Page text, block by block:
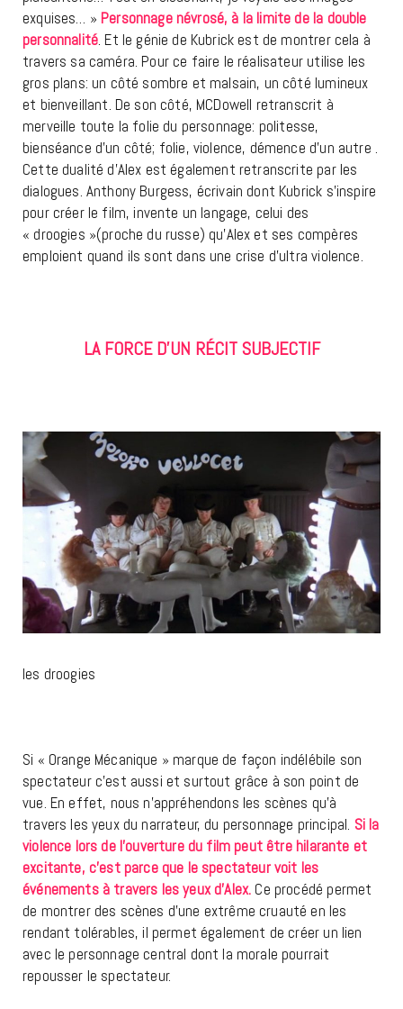
exquises… » Personnage névrosé, à la limite de la double
personnalité. Et le génie de Kubrick est de montrer cela à
travers sa caméra. Pour ce faire le réalisateur utilise les
gros plans: un côté sombre et malsain, un côté lumineux
et bienveillant. De son côté, MCDowell retranscrit à
merveille toute la folie du personnage: politesse,
bienséance d’un côté; folie, violence, démence d’un autre .
Cette dualité d’Alex est également retranscrite par les
dialogues. Anthony Burgess, écrivain dont Kubrick s’inspire
pour créer le film, invente un langage, celui des
« droogies »(proche du russe) qu’Alex et ses compères
emploient quand ils sont dans une crise d’ultra violence.
LA FORCE D’UN RÉCIT SUBJECTIF
les droogies
Si « Orange Mécanique » marque de façon indélébile son
spectateur c’est aussi et surtout grâce à son point de
vue. En effet, nous n’appréhendons les scènes qu’à
travers les yeux du narrateur, du personnage principal. Si la
violence lors de l’ouverture du film peut être hilarante et
excitante, c’est parce que le spectateur voit les
événements à travers les yeux d’Alex. Ce procédé permet
de montrer des scènes d’une extrême cruauté en les
rendant tolérables, il permet également de créer un lien
avec le personnage central dont la morale pourrait
repousser le spectateur.